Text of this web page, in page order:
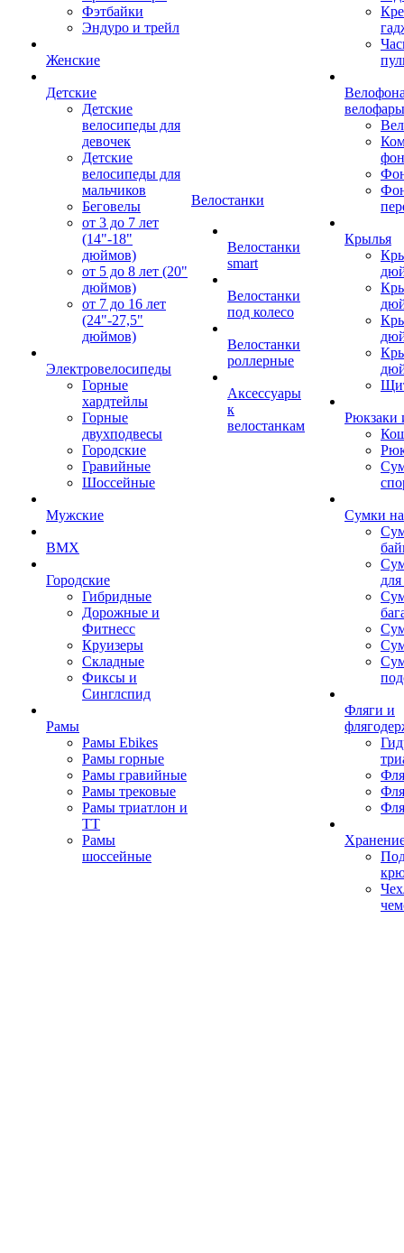
Фэтбайки
Эндуро и трейл
Женские
Детские
Детские
велосипеды для
девочек
Детские
велосипеды для
мальчиков
Беговелы
от 3 до 7 лет
(14"-18"
дюймов)
от 5 до 8 лет (20"
дюймов)
от 7 до 16 лет
(24"-27,5"
дюймов)
Электровелосипеды
Горные
хардтейлы
Горные
двухподвесы
Городские
Гравийные
Шоссейные
Мужские
BMX
Городские
Гибридные
Дорожные и
Фитнесс
Круизеры
Складные
Фиксы и
Синглспид
Рамы
Рамы Ebikes
Рамы горные
Рамы гравийные
Рамы трековые
Рамы триатлон и
ТТ
Рамы
шоссейные
Велостанки
Велостанки
smart
Велостанки
под колесо
Велостанки
роллерные
Аксессуары
к
велостанкам
велофары
Крылья
Рюкзаки
Сумки
Фляги и